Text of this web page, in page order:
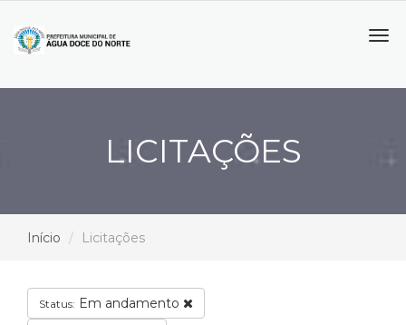
LICITAÇÕES
Início Licitações
Status: Em andamento